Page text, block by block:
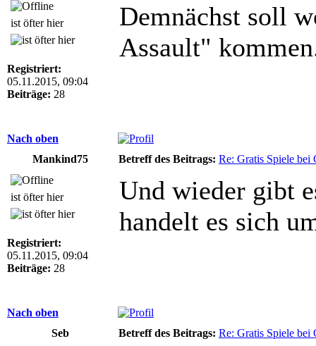
ist öfter hier
Registriert:
05.11.2015, 09:04
Beiträge: 28
Demnächst soll
Assault"
Nach oben
Mankind75
Betreff des Beitrags: Re: Gratis Spiele bei
ist öfter hier
Registriert:
05.11.2015, 09:04
Beiträge: 28
Und wieder gibt
handelt es sich
Nach oben
Seb
Betreff des Beitrags: Re: Gratis Spiele bei